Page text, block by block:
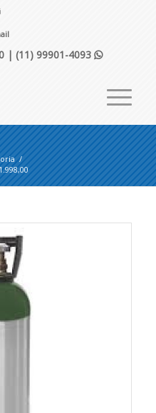
|(11) 99901-4093
/